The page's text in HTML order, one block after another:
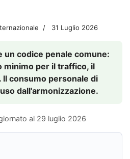
31 Luglio 2026
un codice penale comune:
minimo per il traffico, il
consumo personale di
dall'armonizzazione.
al 29 luglio 2026